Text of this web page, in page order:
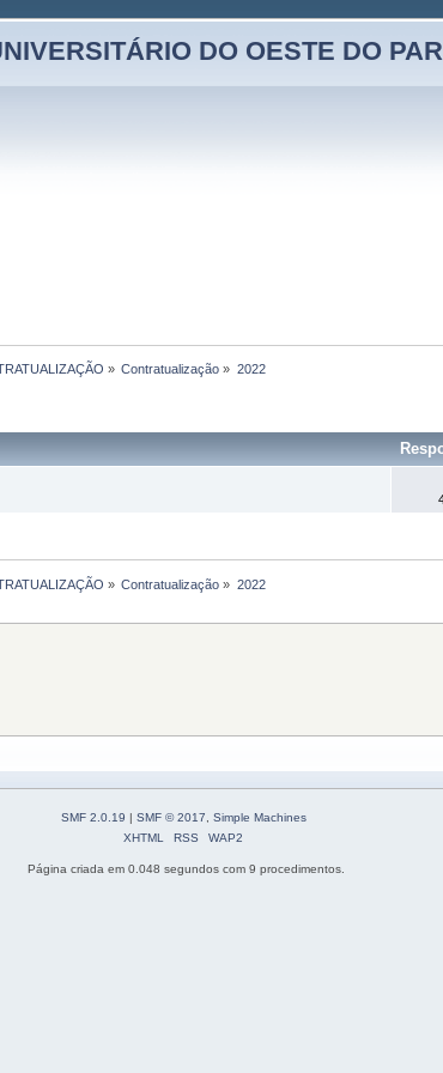
DO OESTE DO
» Contratualização » 2022
» Contratualização » 2022
SMF 2.0.19 | SMF © 2017, Simple Machines
XHTML
RSS WAP2
Página criada em 0.048 segundos com 9 procedimentos.